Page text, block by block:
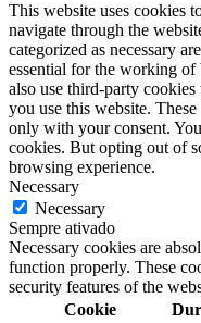
This website uses cookies
navigate through the
categorized as necessary
essential for the working
also use third-party
you use this website.
only with your consent.
cookies. But opting out of
browsing experience.
Necessary
Necessary
Sempre ativado
Necessary cookies are
function properly. These
security features of the
Cookie